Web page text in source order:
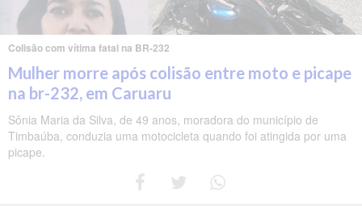
Colisão com vítima fatal na BR-232
Mulher morre após colisão entre moto e picape
na br-232, em Caruaru
Sônia Maria da Silva, de 49 anos, moradora do município de
Timbaúba, conduzia uma motocicleta quando foi atingida por uma
picape.